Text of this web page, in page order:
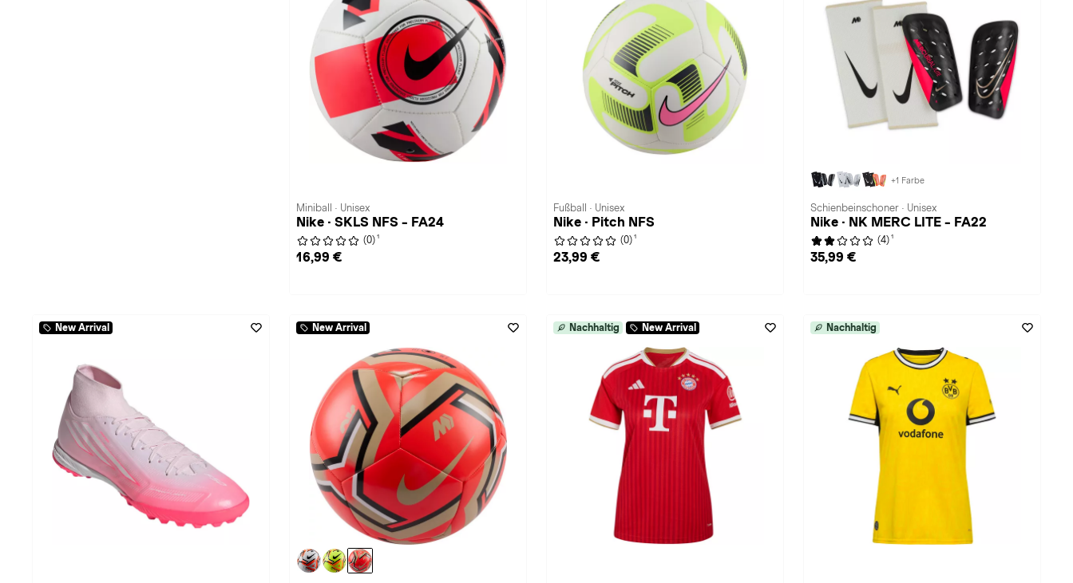
Miniball · Unisex
Nike · SKLS NFS - FA24
(0) 1
16,99 €
Fußball · Unisex
Nike · Pitch NFS
(0) 1
23,99 €
+1 Farbe
Schienbeinschoner · Unisex
Nike · NK MERC LITE - FA22
(4) 1
35,99 €
New Arrival New Arrival Nachhaltig New Arrival Nachhaltig